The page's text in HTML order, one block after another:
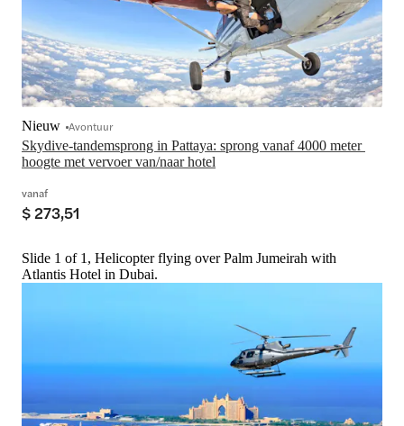
Skydive-tandemsprong in Pattaya: sprong vanaf 4000 meter
hoogte met vervoer van/naar hotel
Nieuw Avontuur
vanaf
$ 273,51
Slide 1 of 1, Helicopter flying over Palm Jumeirah with
Atlantis Hotel in Dubai.